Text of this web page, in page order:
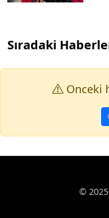
Sıradaki
Onceki
Kültür